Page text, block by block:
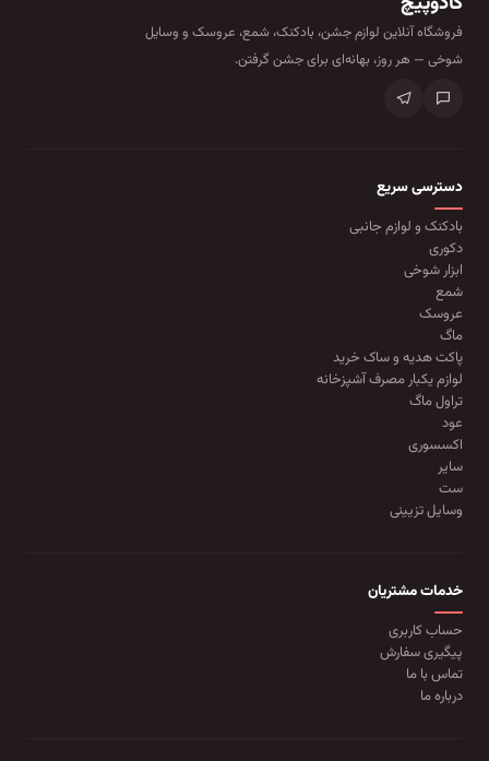
فروشگاه آنلاین لوازم جشن، بادکنک، شمع، عروسک و وسایل
شوخی — هر روز، بهانه‌ای برای جشن گرفتن.
دسترسی سریع
بادکنک و لوازم جانبی
دکوری
ابزار شوخی
شمع
عروسک
ماگ
پاکت هدیه و ساک خرید
لوازم یکبار مصرف آشپزخانه
تراول ماگ
عود
اکسسوری
سایر
ست
وسایل تزیینی
خدمات مشتریان
حساب کاربری
پیگیری سفارش
تماس با ما
درباره ما